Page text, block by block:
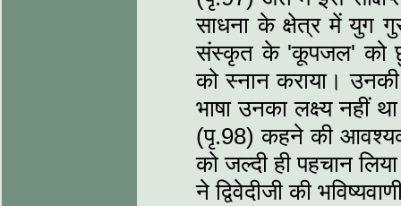
साधना के क्षेत्र में युग
संस्‍कृत के 'कूपजल' को
को स्‍नान कराया।
भाषा उनका लक्ष्‍य नहीं
(पृ.98) कहने की
को जल्‍दी ही पहचान
ने द्विवेदीजी की